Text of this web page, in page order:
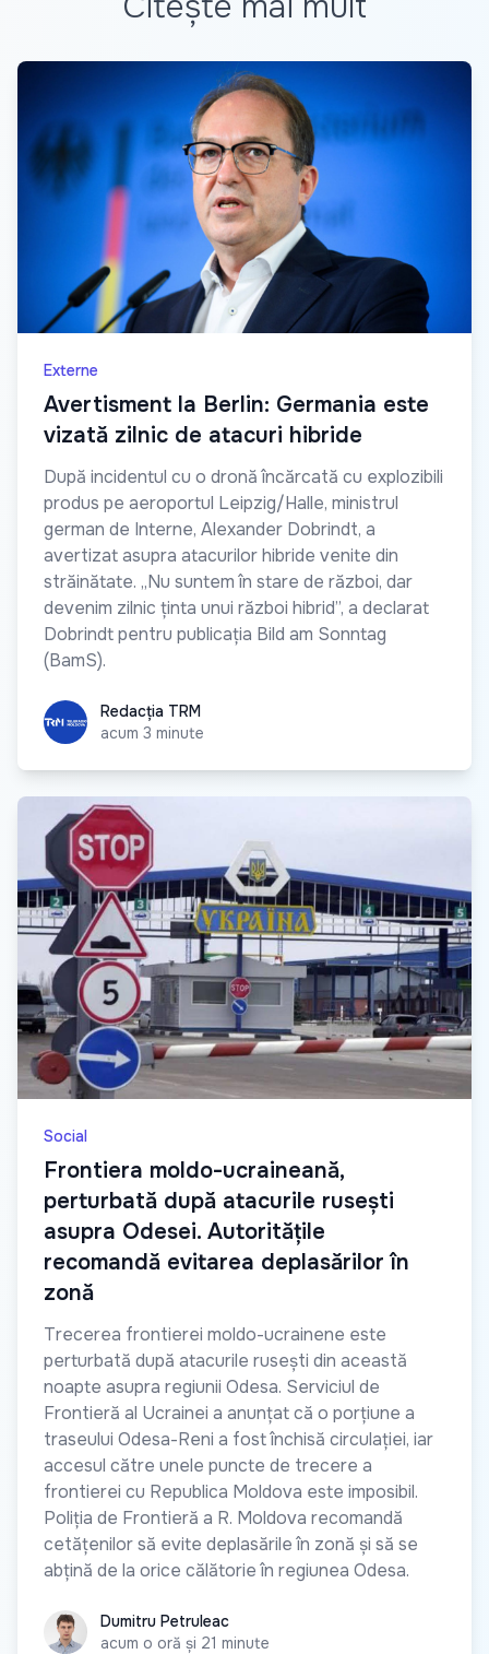
Externe
Avertisment la Berlin: Germania este
vizată zilnic de atacuri hibride
După incidentul cu o dronă încărcată cu explozibili
produs pe aeroportul Leipzig/Halle, ministrul
german de Interne, Alexander Dobrindt, a
avertizat asupra atacurilor hibride venite din
străinătate. „Nu suntem în stare de război, dar
devenim zilnic ținta unui război hibrid”, a declarat
Dobrindt pentru publicația Bild am Sonntag
(BamS).
Redacția TRM
Redacția TRM
acum 3 minute
Social
Frontiera moldo-ucraineană,
perturbată după atacurile rusești
asupra Odesei. Autoritățile
recomandă evitarea deplasărilor în
zonă
Trecerea frontierei moldo-ucrainene este
perturbată după atacurile rusești din această
noapte asupra regiunii Odesa. Serviciul de
Frontieră al Ucrainei a anunțat că o porțiune a
traseului Odesa-Reni a fost închisă circulației, iar
accesul către unele puncte de trecere a
frontierei cu Republica Moldova este imposibil.
Poliția de Frontieră a R. Moldova recomandă
cetățenilor să evite deplasările în zonă și să se
abțină de la orice călătorie în regiunea Odesa.
Dumitru Petruleac
Dumitru Petruleac
acum o oră și 21 minute